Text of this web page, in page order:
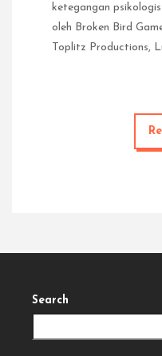
ketegangan
oleh Broken Bird
Toplitz Productions,
Search